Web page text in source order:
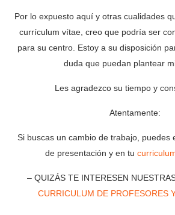
Por lo expuesto aquí y otras cualidades
currículum vítae, creo que podría ser
para su centro. Estoy a su disposición
duda que puedan plantear
Les agradezco su tiempo y
Atentamente:
Si buscas un cambio de trabajo, puedes
de presentación y en tu
– QUIZÁS TE INTERESEN
CURRICULUM DE PROFESORES